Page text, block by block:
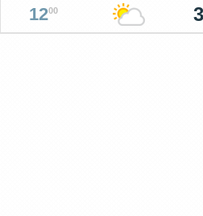
1200